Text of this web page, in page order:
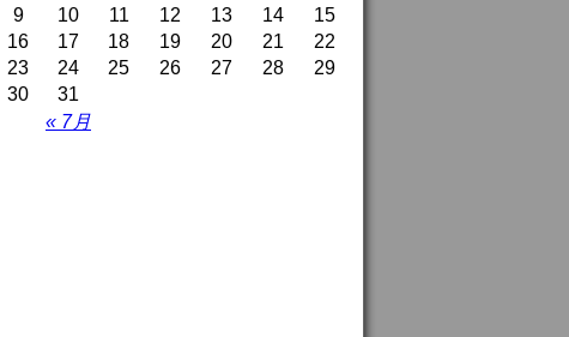
« 7月
9
10 11 12 13 14
15
16
17 18 19 20 21
22
23
24 25 26 27 28
29
30
31